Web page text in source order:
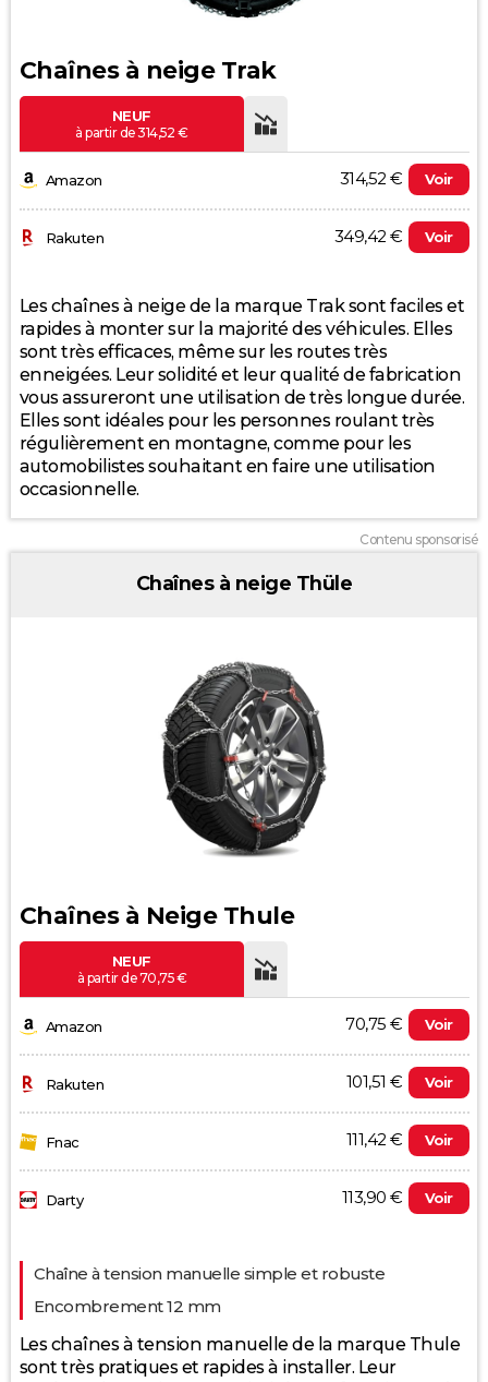
Chaînes à neige Trak
NEUF
à partir de 314,52 €
Amazon 314,52 € Voir
Rakuten 349,42 € Voir
Evolution du prix le plus bas (neuf):
150
200
250
300
350
Les chaînes à neige de la marque Trak sont faciles et
rapides à monter sur la majorité des véhicules. Elles
sont très efficaces, même sur les routes très
enneigées. Leur solidité et leur qualité de fabrication
vous assureront une utilisation de très longue durée.
Elles sont idéales pour les personnes roulant très
régulièrement en montagne, comme pour les
automobilistes souhaitant en faire une utilisation
occasionnelle.
Contenu sponsorisé
Chaînes à neige Thüle
Chaînes à Neige Thule
NEUF
à partir de 70,75 €
Amazon 70,75 € Voir
Rakuten 101,51 € Voir
Fnac 111,42 € Voir
Darty 113,90 € Voir
70
Chaîne à tension manuelle simple et robuste
Encombrement 12 mm
Les chaînes à tension manuelle de la marque Thule
sont très pratiques et rapides à installer. Leur